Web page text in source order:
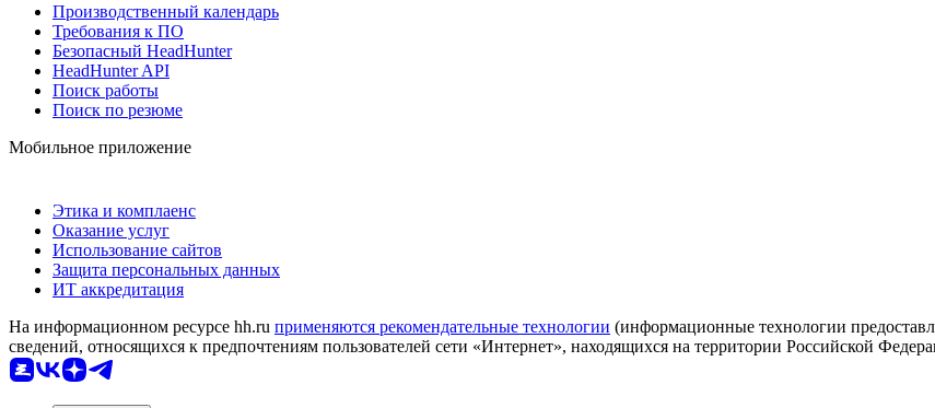
Производственный календарь
Требования к ПО
Безопасный HeadHunter
HeadHunter API
Поиск работы
Поиск по резюме
Мобильное приложение
Этика и комплаенс
Оказание услуг
Использование сайтов
Защита персональных данных
ИТ аккредитация
На информационном ресурсе hh.ru применяются рекомендательные технологии (информационные технологии
сведений, относящихся к предпочтениям пользователей сети «Интернет», находящихся на территории Российской